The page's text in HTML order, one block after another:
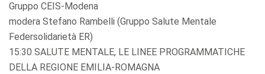
Gruppo CEIS-Modena
modera Stefano Rambelli (Gruppo Salute Mentale
Federsolidarietà ER)
15:30 SALUTE MENTALE, LE LINEE PROGRAMMATICHE
DELLA REGIONE EMILIA-ROMAGNA